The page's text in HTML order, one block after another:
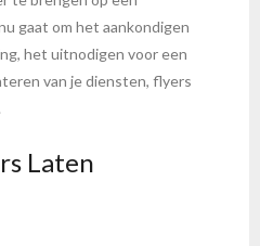
gaat om het aankondigen
het uitnodigen voor een
van je diensten, flyers
Laten